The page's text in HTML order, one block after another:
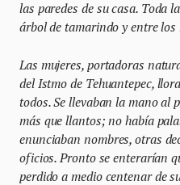
las paredes de su casa. Toda
árbol de tamarindo y entre los
Las mujeres, portadoras
del Istmo de Tehuantepec,
todos. Se llevaban la mano al
más que llantos; no había
enunciaban nombres, otras
oficios. Pronto se enterarían
perdido a medio centenar de